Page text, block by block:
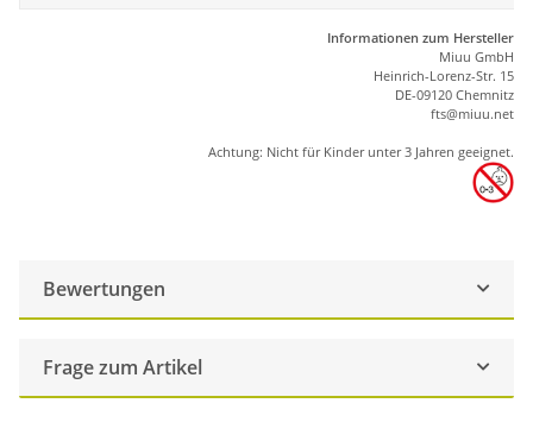
Informationen zum Hersteller
Miuu GmbH
Heinrich-Lorenz-Str. 15
DE-09120 Chemnitz
fts@miuu.net
Achtung: Nicht für Kinder unter 3 Jahren geeignet.
Bewertungen
Frage zum Artikel